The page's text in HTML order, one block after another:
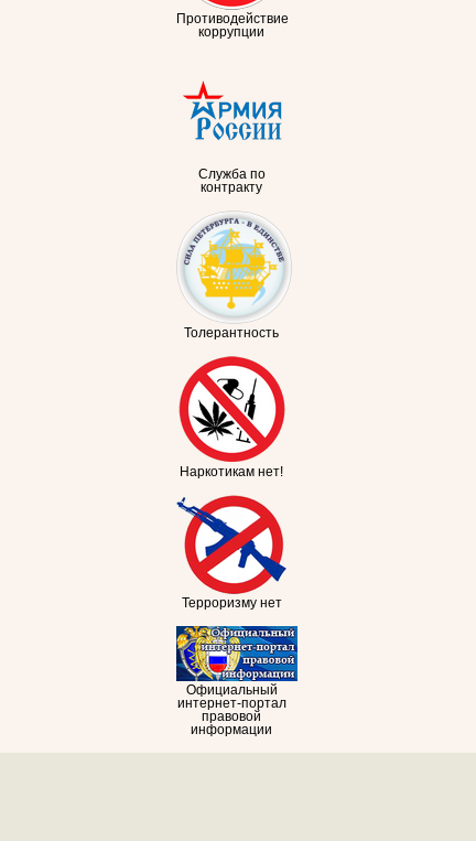
Противодействие
коррупции
Служба по
контракту
Толерантность
Наркотикам нет!
Терроризму нет
Официальный
интернет-портал
правовой
информации